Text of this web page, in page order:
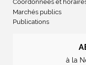
Coordonnées et
Marchés publics
Publications
à la